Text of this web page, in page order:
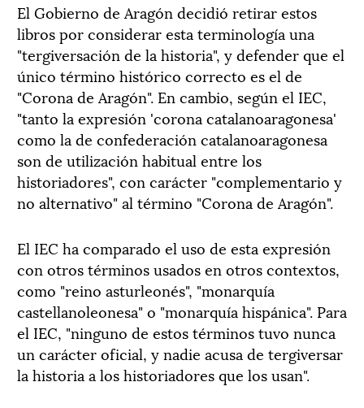
El Gobierno de Aragón decidió retirar estos
libros por considerar esta terminología una
"tergiversación de la historia", y defender que el
único término histórico correcto es el de
"Corona de Aragón". En cambio, según el IEC,
"tanto la expresión 'corona catalanoaragonesa'
como la de confederación catalanoaragonesa
son de utilización habitual entre los
historiadores", con carácter "complementario y
no alternativo" al término "Corona de Aragón".
El IEC ha comparado el uso de esta expresión
con otros términos usados en otros contextos,
como "reino asturleonés", "monarquía
castellanoleonesa" o "monarquía hispánica". Para
el IEC, "ninguno de estos términos tuvo nunca
un carácter oficial, y nadie acusa de tergiversar
la historia a los historiadores que los usan".